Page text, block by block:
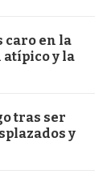
caro en la
y la
tras ser
y